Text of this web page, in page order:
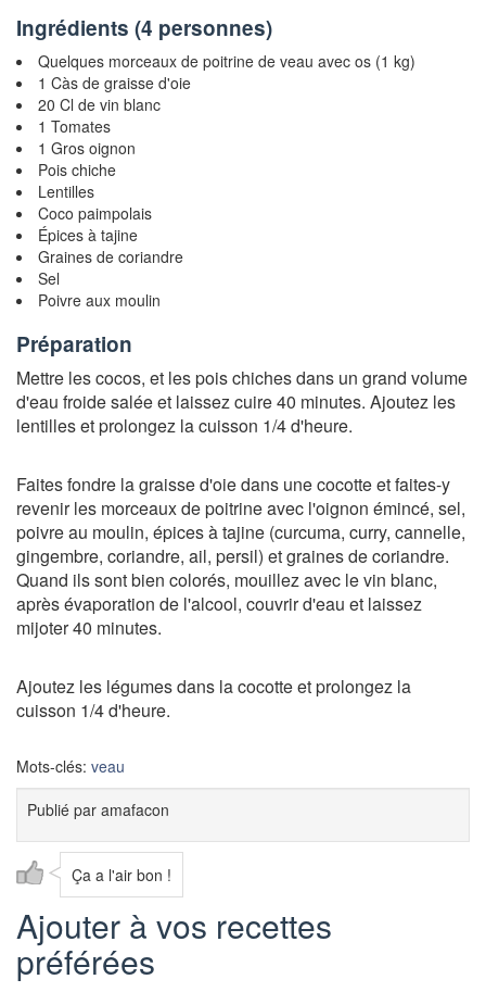
Ingrédients (4 personnes)
Quelques morceaux de poitrine de veau avec os (1 kg)
1 Càs de graisse d'oie
20 Cl de vin blanc
1 Tomates
1 Gros oignon
Pois chiche
Lentilles
Coco paimpolais
Épices à tajine
Graines de coriandre
Sel
Poivre aux moulin
Préparation
Mettre les cocos, et les pois chiches dans un grand volume
d'eau froide salée et laissez cuire 40 minutes. Ajoutez les
lentilles et prolongez la cuisson 1/4 d'heure.
Faites fondre la graisse d'oie dans une cocotte et faites-y
revenir les morceaux de poitrine avec l'oignon émincé, sel,
poivre au moulin, épices à tajine (curcuma, curry, cannelle,
gingembre, coriandre, ail, persil) etgraines de coriandre.
Quand ils sont bien colorés, mouillez avec le vin blanc,
après évaporation de l'alcool, couvrir d'eau et laissez
mijoter 40 minutes.
Ajoutez les légumes dans la cocotte et prolongez la
cuisson 1/4 d'heure.
Mots-clés: veau
Publié par amafacon
Ça a l'air bon !
Ajouter à vos recettes
préférées